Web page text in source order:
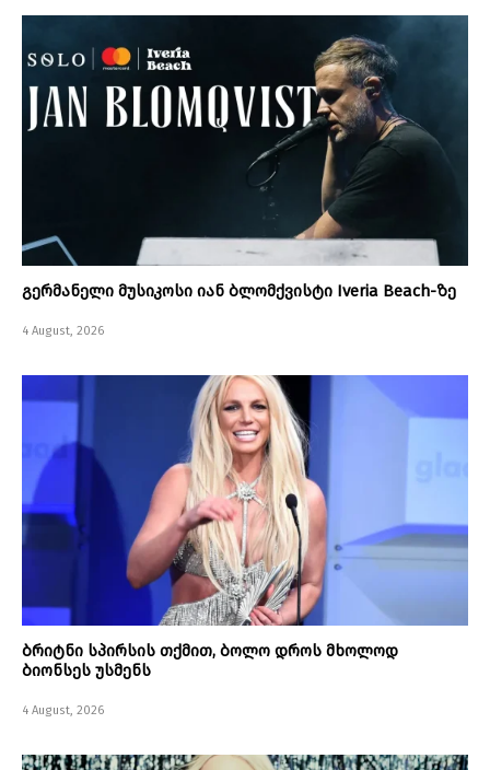
გერმანელი მუსიკოსი იან ბლომქვისტი Iveria Beach-ზე
4 August, 2026
ბრიტნი სპირსის თქმით, ბოლო დროს მხოლოდ
ბიონსეს უსმენს
4 August, 2026